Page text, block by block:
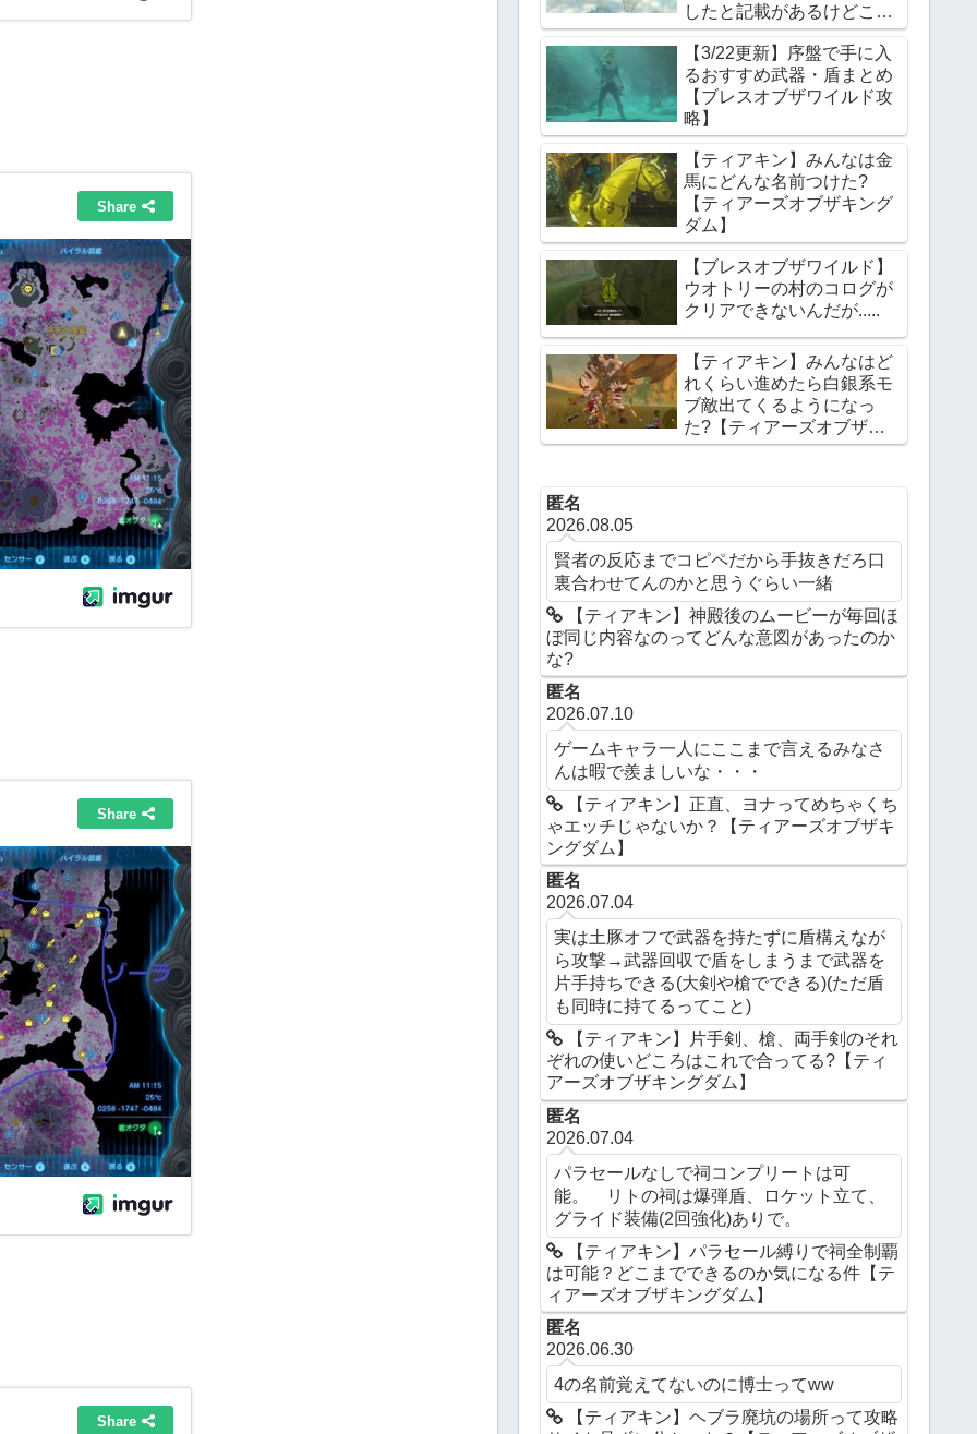
したと記載があるけどこれ
っていつの話?【ティアー
ズオブザキングダム】
【3/22更新】序盤で手に入
るおすすめ武器・盾まとめ
【ブレスオブザワイルド攻
略】
【ティアキン】みんなは金
馬にどんな名前つけた?
【ティアーズオブザキング
ダム】
【ブレスオブザワイルド】
ウオトリーの村のコログが
クリアできないんだが.....
【ティアキン】みんなはど
れくらい進めたら白銀系モ
ブ敵出てくるようになっ
た?【ティアーズオブザキ
ングダム】
匿名
2026.08.05
賢者の反応までコピペだから手抜きだろ口
裏合わせてんのかと思うぐらい一緒
【ティアキン】神殿後のムービーが毎回ほ
ぼ同じ内容なのってどんな意図があったのか
な?
匿名
2026.07.10
ゲームキャラ一人にここまで言えるみなさ
んは暇で羨ましいな・・・
【ティアキン】正直、ヨナってめちゃくち
ゃエッチじゃないか？【ティアーズオブザキ
ングダム】
匿名
2026.07.04
実は土豚オフで武器を持たずに盾構えなが
ら攻撃→武器回収で盾をしまうまで武器を
片手持ちできる(大剣や槍でできる)(ただ盾
も同時に持てるってこと)
【ティアキン】片手剣、槍、両手剣のそれ
ぞれの使いどころはこれで合ってる?【ティ
アーズオブザキングダム】
匿名
2026.07.04
パラセールなしで祠コンプリートは可
能。 リトの祠は爆弾盾、ロケット立て、
グライド装備(2回強化)ありで。
【ティアキン】パラセール縛りで祠全制覇
は可能？どこまでできるのか気になる件【テ
ィアーズオブザキングダム】
匿名
2026.06.30
4の名前覚えてないのに博士ってww
【ティアキン】ヘブラ廃坑の場所って攻略